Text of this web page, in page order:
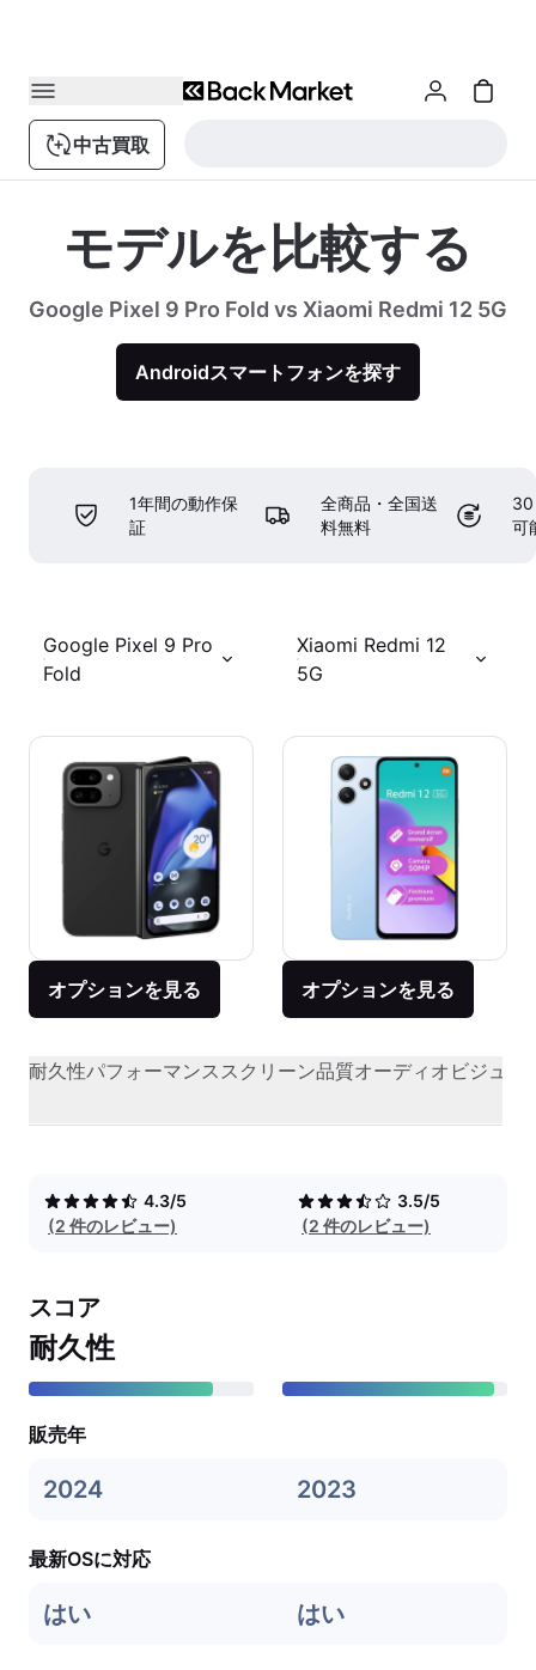
中古買取
モデルを比較する
Google Pixel 9 Pro Fold vs Xiaomi Redmi 12 5G
Androidスマートフォンを探す
1年間の動作保
証
全商品・全国送
料無料
30
可
Google Pixel 9 Pro
Fold
Xiaomi Redmi 12
5G
オプションを見る オプションを見る
耐久性パフォーマンススクリーン品質オーディオビジュア
4.3/5
(2 件のレビュー)
3.5/5
(2 件のレビュー)
スコア
耐久性
販売年
2024 2023
最新OSに対応
はい はい